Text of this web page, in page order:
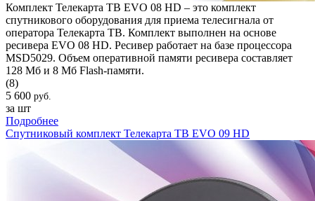
Комплект Телекарта ТВ EVO 08 HD – это комплект
спутникового оборудования для приема телесигнала от
оператора Телекарта ТВ. Комплект выполнен на основе
ресивера EVO 08 HD. Ресивер работает на базе процессора
MSD5029. Объем оперативной памяти ресивера составляет
128 Мб и 8 Мб Flash-памяти.
(8)
5 600 руб.
за шт
Подробнее
Спутниковый комплект Телекарта ТВ EVO 09 HD